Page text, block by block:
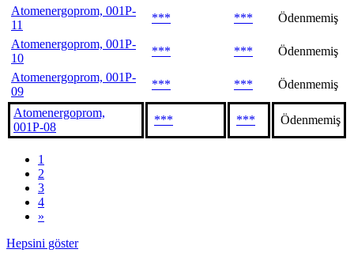
Atomenergoprom, 001P-
11
*** ***
Ödenmemiş
Atomenergoprom, 001P-
10
*** ***
Ödenmemiş
Atomenergoprom, 001P-
09
*** *** Ödenmemiş
Atomenergoprom,
001P-08
*** *** Ödenmemiş
1
2
3
4
»
Hepsini göster